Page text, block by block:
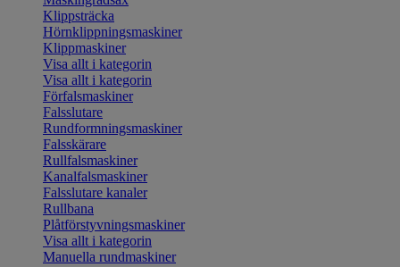
Klippsträcka
Hörnklippningsmaskiner
Klippmaskiner
Visa allt i kategorin
Visa allt i kategorin
Förfalsmaskiner
Falsslutare
Rundformningsmaskiner
Falsskärare
Rullfalsmaskiner
Kanalfalsmaskiner
Falsslutare kanaler
Rullbana
Plåtförstyvningsmaskiner
Visa allt i kategorin
Manuella rundmaskiner